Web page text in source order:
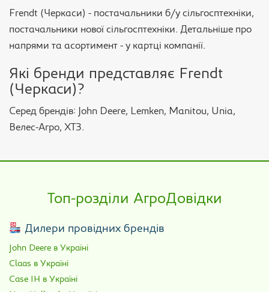
Frendt (Черкаси) - постачальники б/у сільгосптехніки,
постачальники нової сільгосптехніки. Детальніше про
напрями та асортимент - у картці компанії.
Які бренди представляє Frendt
(Черкаси)?
Серед брендів: John Deere, Lemken, Manitou, Unia,
Велес-Агро, ХТЗ.
Топ-розділи АгроДовідки
Дилери провідних брендів
John Deere в Україні
Claas в Україні
Case IH в Україні